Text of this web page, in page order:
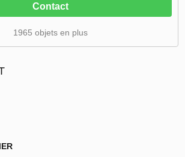
Contact
1965 objets en plus